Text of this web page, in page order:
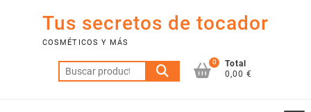
contenido
Tus secretos de tocador
COSMÉTICOS Y MÁS
Buscar
por:
0
Total
0,00 €